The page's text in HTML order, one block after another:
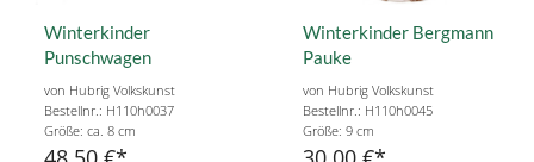
Winterkinder
Punschwagen
von Hubrig Volkskunst
Bestellnr.: H110h0037
Größe: ca. 8 cm
Winterkinder Bergmann
Pauke
von Hubrig Volkskunst
Bestellnr.: H110h0045
Größe: 9 cm